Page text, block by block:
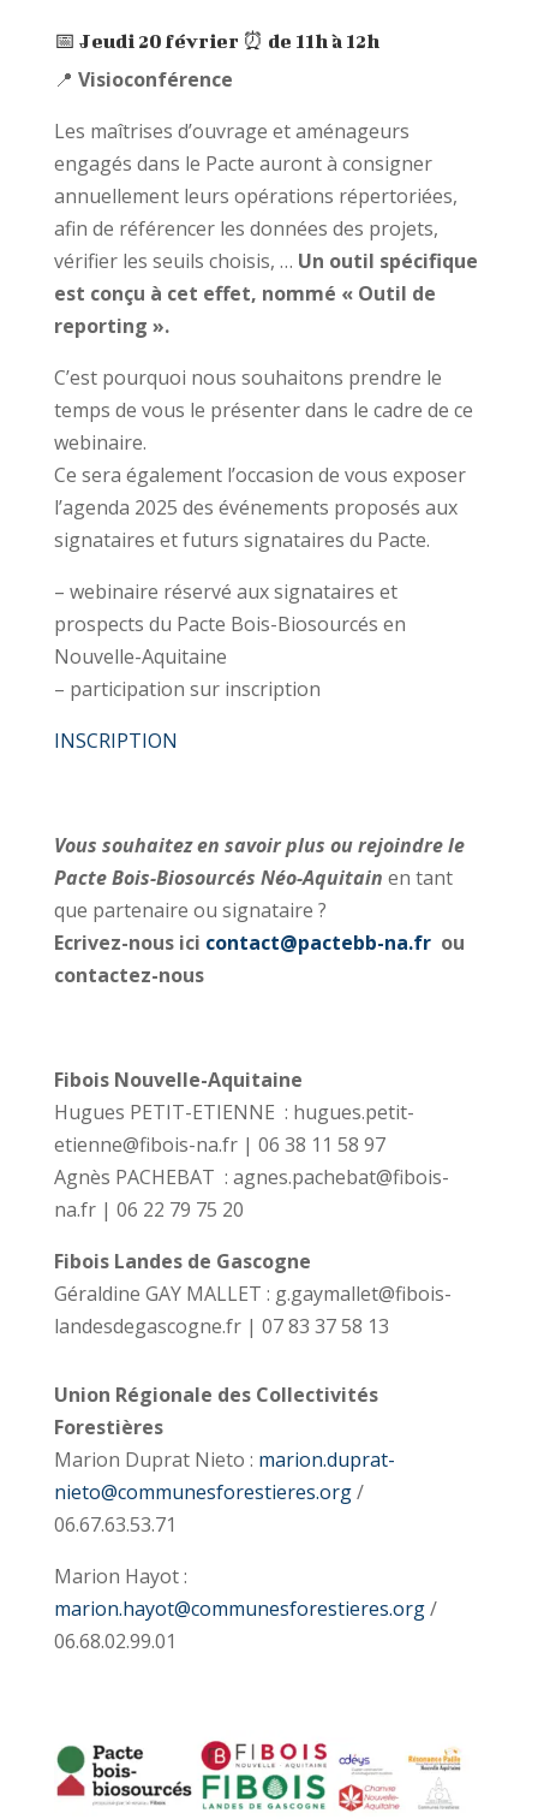
📅 Jeudi 20 février ⏰ de 11h à 12h
📍 Visioconférence
Les maîtrises d’ouvrage et aménageurs
engagés dans le Pacte auront à consigner
annuellement leurs opérations répertoriées,
afin de référencer les données des projets,
vérifier les seuils choisis, … Un outil spécifique
est conçu à cet effet, nommé « Outil de
reporting ».
C’est pourquoi nous souhaitons prendre le
temps de vous le présenter dans le cadre de ce
webinaire.
Ce sera également l’occasion de vous exposer
l’agenda 2025 des événements proposés aux
signataires et futurs signataires du Pacte.
– webinaire réservé aux signataires et
prospects du Pacte Bois-Biosourcés en
Nouvelle-Aquitaine
– participation sur inscription
INSCRIPTION
Vous souhaitez en savoir plus ou rejoindre le
Pacte Bois-Biosourcés Néo-Aquitain en tant
que partenaire ou signataire ?
Ecrivez-nous ici contact@pactebb-na.frou
contactez-nous
Fibois Nouvelle-Aquitaine
Hugues PETIT-ETIENNE : hugues.petit-
etienne@fibois-na.fr | 06 38 11 58 97
Agnès PACHEBAT : agnes.pachebat@fibois-
na.fr | 06 22 79 75 20
Fibois Landes de Gascogne
Géraldine GAY MALLET : g.gaymallet@fibois-
landesdegascogne.fr | 07 83 37 58 13
Union Régionale des Collectivités
Forestières
Marion Duprat Nieto : marion.duprat-
nieto@communesforestieres.org/
06.67.63.53.71
Marion Hayot :
marion.hayot@communesforestieres.org/
06.68.02.99.01